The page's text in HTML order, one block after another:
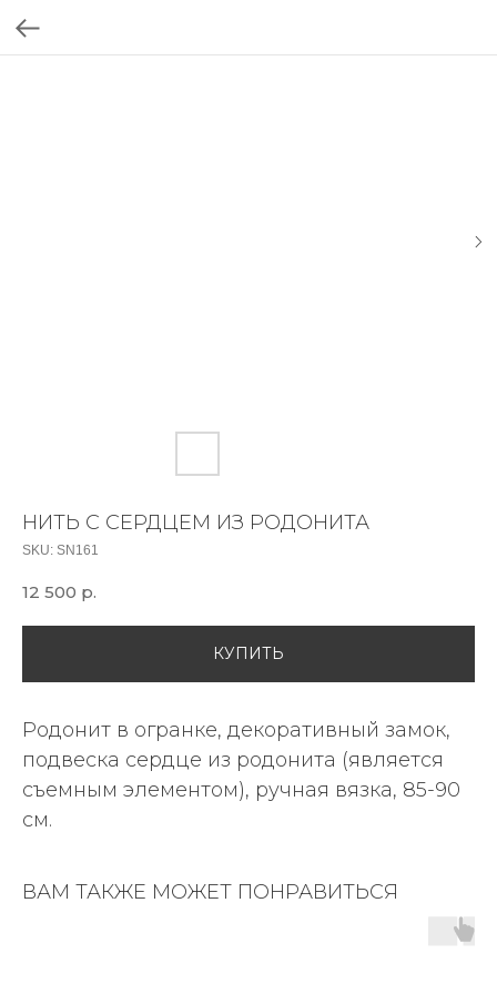
НИТЬ С СЕРДЦЕМ ИЗ РОДОНИТА
SKU: SN161
12 500 р.
КУПИТЬ
Родонит в огранке, декоративный замок,
подвеска сердце из родонита (является
съемным элементом), ручная вязка, 85-90
см.
ВАМ ТАКЖЕ МОЖЕТ ПОНРАВИТЬСЯ